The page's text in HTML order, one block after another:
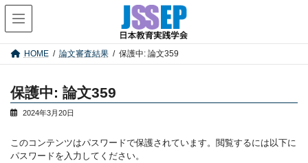
コ
テ
ン
へ
ナ
ゲ
ー
ョ
HOME 論文審査結果 保護中: 論文359
保護中: 論文359
2024年3月20日
このコンテンツはパスワードで保護されています。閲覧するには以下に
パスワードを入力してください。